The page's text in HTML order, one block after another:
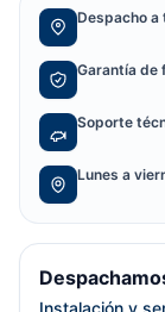
Despacho
Garantía de
Soporte
Lunes a
Instalación y